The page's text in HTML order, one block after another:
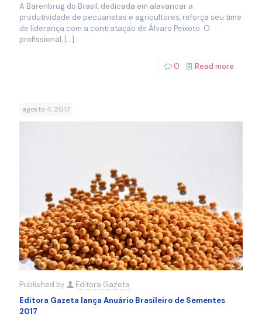
A Barenbrug do Brasil, dedicada em alavancar a
produtividade de pecuaristas e agricultores, reforça seu time
de liderança com a contratação de Álvaro Peixoto. O
profissional, […]
0 Read more
agosto 4, 2017
Published by
Editora Gazeta
Editora Gazeta lança Anuário Brasileiro de Sementes
2017